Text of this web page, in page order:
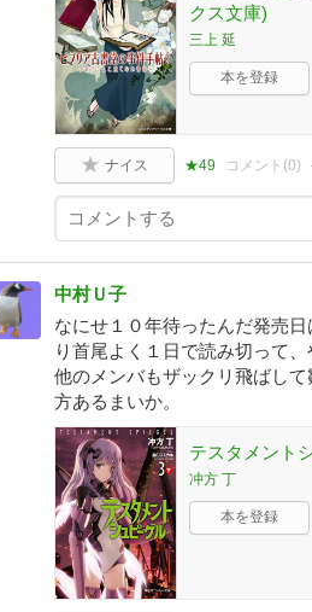
クス文庫)
三上 延
本を登録
ナイス ★49 コメント(0)
中村Ｕ子
なにせ１０年待ったんだ発売
り首尾よく１日で読み切って
他のメンバもザックリ飛ばし
方あるまいか。
テスタメント
冲方 丁
本を登録